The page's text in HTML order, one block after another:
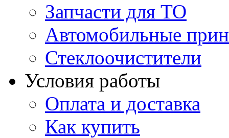
Запчасти для ТО
Автомобильные
Стеклоочистители
Условия работы
Оплата и доставка
Как купить